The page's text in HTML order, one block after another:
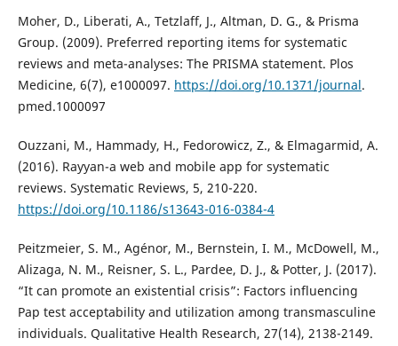
Moher, D., Liberati, A., Tetzlaff, J., Altman, D. G., & Prisma
Group. (2009). Preferred reporting items for systematic
reviews and meta-analyses: The PRISMA statement. Plos
Medicine, 6(7), e1000097. https://doi.org/10.1371/journal.
pmed.1000097
Ouzzani, M., Hammady, H., Fedorowicz, Z., & Elmagarmid, A.
(2016). Rayyan-a web and mobile app for systematic
reviews. Systematic Reviews, 5, 210-220.
https://doi.org/10.1186/s13643-016-0384-4
Peitzmeier, S. M., Agénor, M., Bernstein, I. M., McDowell, M.,
Alizaga, N. M., Reisner, S. L., Pardee, D. J., & Potter, J. (2017).
“It can promote an existential crisis”: Factors influencing
Pap test acceptability and utilization among transmasculine
individuals. Qualitative Health Research, 27(14), 2138-2149.